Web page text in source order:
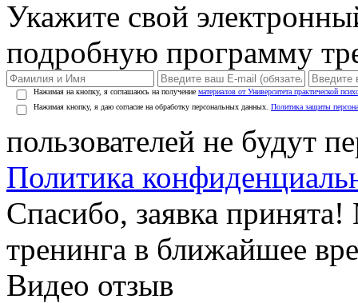
Укажите свой
подробную программу
Нажимая на кнопку, я соглашаюсь на получение материалов от Университета практической
Нажимая кнопку, я даю согласие на обработку персональных данных. Политика защиты
пользователей не будут
Политика
Спасибо, заявка
тренинга в ближайшее
Видео отзыв